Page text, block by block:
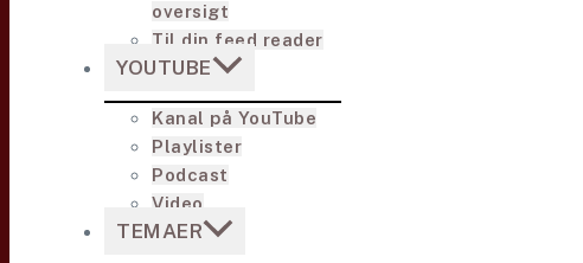
oversigt
Til din feed reader
YOUTUBE
Kanal på YouTube
Playlister
Podcast
Video
TEMAER